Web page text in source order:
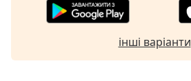
will
інші варіанти